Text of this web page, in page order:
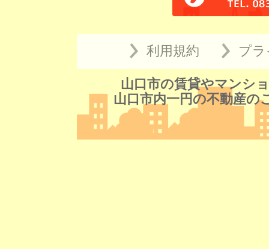
利用規約 プ
山口市の賃貸やマンシ
山口市内一円の不動産の